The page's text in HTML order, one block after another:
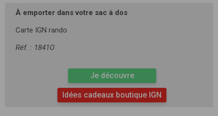
À emporter dans votre sac à dos
Carte IGN rando
Réf. : 1841O
Je découvre
Idées cadeaux boutique IGN